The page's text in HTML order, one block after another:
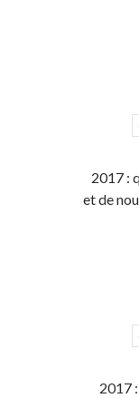
2017 :
et de
2017